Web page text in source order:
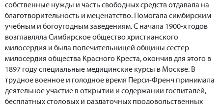
собственные нужды и часть свободных средств отдавала на
благотворительность и меценатство. Помогала симбирским
учебным и богоугодным заведениям. С начала 1900-х годов
возглавляла Симбирское общество христианского
милосердия и была попечительницей общины сестер
милосердия общества Красного Креста, окончив для этого в
1897 году специальные медицинские курсы в Москве. В
трудное военное и голодное время Перси-Френч принимала
деятельное участие в открытии и содержании госпиталей,
бесплатных столовых и раздаточных продовольственных